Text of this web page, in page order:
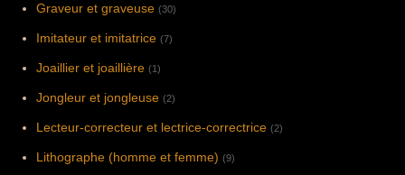
Graveur et graveuse (30)
Imitateur et imitatrice (7)
Joaillier et joaillière (1)
Jongleur et jongleuse (2)
Lecteur-correcteur et lectrice-correctrice (2)
Lithographe (homme et femme) (9)